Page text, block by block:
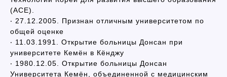
(ACE).
‧ 27.12.2005. Признан отличным университетом по
общей оценке
‧ 11.03.1991. Открытие больницы Донсан при
университете Кемён в Кёнджу
‧ 1980.12.05. Открытие больницы Донсан
Университета Кемён, объединенной с медицинским